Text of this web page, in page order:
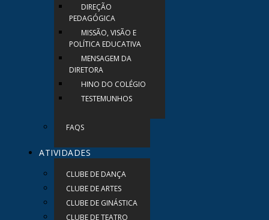
DIREÇÃO
PEDAGÓGICA
MISSÃO, VISÃO E
POLÍTICA EDUCATIVA
MENSAGEM DA
DIRETORA
HINO DO COLÉGIO
TESTEMUNHOS
FAQS
ATIVIDADES
CLUBE DE DANÇA
CLUBE DE ARTES
CLUBE DE GINÁSTICA
CLUBE DE TEATRO